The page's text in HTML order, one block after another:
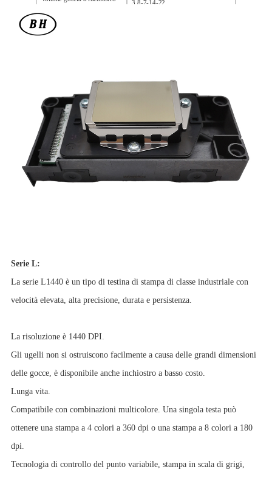
3.8-7-14-22
Viscosità dell'inchiostro
corrispondente (mPa·s)
Serie L:
La serie L1440 è un tipo di testina di stampa di classe industriale con
velocità elevata, alta precisione, durata e persistenza.
La risoluzione è 1440 DPI.
Gli ugelli non si ostruiscono facilmente a causa delle grandi dimensioni
delle gocce, è disponibile anche inchiostro a basso costo.
Lunga vita.
Compatibile con combinazioni multicolore. Una singola testa può
ottenere una stampa a 4 colori a 360 dpi o una stampa a 8 colori a 180
dpi.
Tecnologia di controllo del punto variabile, stampa in scala di grigi,